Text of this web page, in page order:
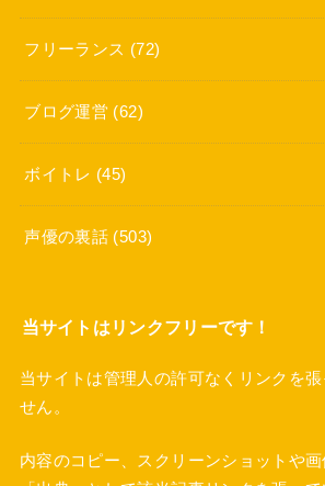
フリーランス (72)
ブログ運営 (62)
ボイトレ (45)
声優の裏話 (503)
当サイトはリンクフリーです！
当サイトは管理人の許可なくリンクを
せん。
内容のコピー、スクリーンショットや画